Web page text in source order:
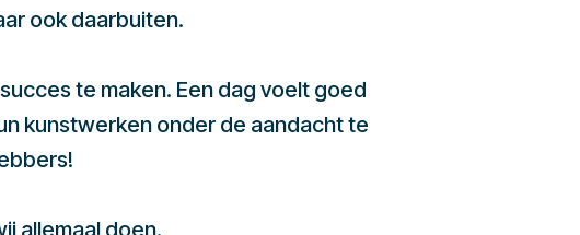
ook daarbuiten.
te maken. Een dag voelt goed
kunstwerken onder de aandacht te
allemaal doen.